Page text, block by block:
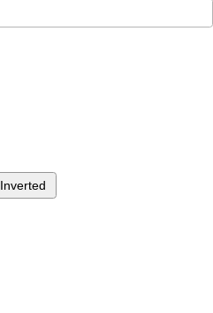
Inverted